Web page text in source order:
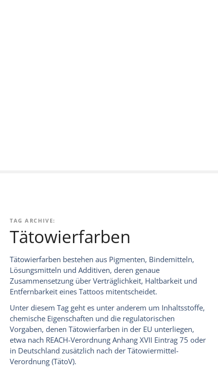
TAG ARCHIVE:
Tätowierfarben
Tätowierfarben bestehen aus Pigmenten, Bindemitteln,
Lösungsmitteln und Additiven, deren genaue
Zusammensetzung über Verträglichkeit, Haltbarkeit und
Entfernbarkeit eines Tattoos mitentscheidet.
Unter diesem Tag geht es unter anderem um Inhaltsstoffe,
chemische Eigenschaften und die regulatorischen
Vorgaben, denen Tätowierfarben in der EU unterliegen,
etwa nach REACH-Verordnung Anhang XVII Eintrag 75 oder
in Deutschland zusätzlich nach der Tätowiermittel-
Verordnung (TätoV).